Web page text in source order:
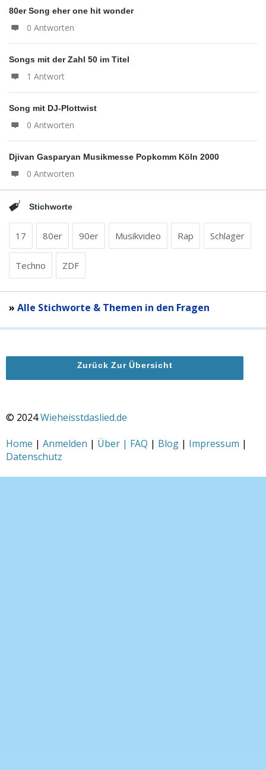
80er Song eher one hit wonder
0 Antworten
Songs mit der Zahl 50 im Titel
1 Antwort
Song mit DJ-Plottwist
0 Antworten
Djivan Gasparyan Musikmesse Popkomm Köln 2000
0 Antworten
Stichworte
17 80er 90er Musikvideo Rap Schlager
Techno ZDF
» Alle Stichworte & Themen in den Fragen
Zurück Zur Übersicht
© 2024Wieheisstdaslied.de
Home | Anmelden | Über | FAQ | Blog | Impressum |
Datenschutz